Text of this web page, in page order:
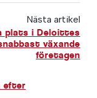
Nästa artikel
plats i Deloittes
växande
företagen
efter